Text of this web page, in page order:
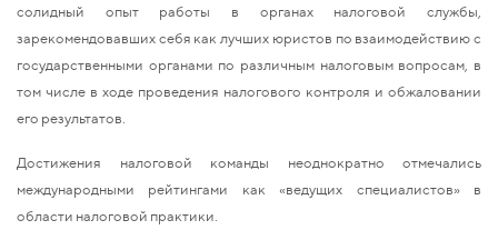
солидный опыт работы в органах налоговой службы,
зарекомендовавших себя как лучших юристов по взаимодействию с
государственными органами по различным налоговым вопросам, в
том числе в ходе проведения налогового контроля и обжаловании
его результатов.
Достижения налоговой команды неоднократно отмечались
международными рейтингами как «ведущих специалистов» в
области налоговой практики.